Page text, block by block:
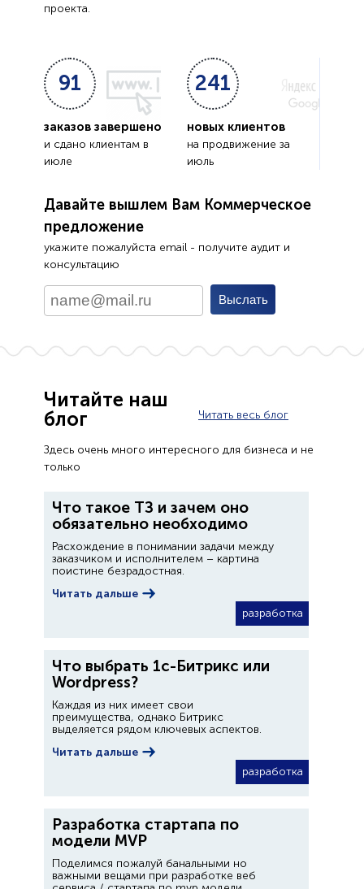
проекта.
91
заказов завершено
и сдано клиентам в
июле
241
новых клиентов
на продвижение за
июль
Давайте вышлем Вам Коммерческое
предложение
укажите пожалуйста email - получите аудит и
консультацию
Читать весь блог
Читайте наш
блог
Здесь очень много интересного для бизнеса и не
только
Что такое ТЗ и зачем оно
обязательно необходимо
Расхождение в понимании задачи между
заказчиком и исполнителем – картина
поистине безрадостная.
Читать дальше
разработка
Что выбрать 1с-Битрикс или
Wordpress?
Каждая из них имеет свои
преимущества, однако Битрикс
выделяется рядом ключевых аспектов.
Читать дальше
разработка
Разработка стартапа по
модели MVP
Поделимся пожалуй банальными но
важными вещами при разработке веб